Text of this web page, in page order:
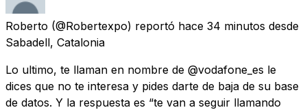
Roberto (@Robertexpo) reportó hace 34 minutos desde
Sabadell, Catalonia
Lo ultimo, te llaman en nombre de @vodafone_es le
dices que no te interesa y pides darte de baja de su base
de datos. Y la respuesta es “te van a seguir llamando